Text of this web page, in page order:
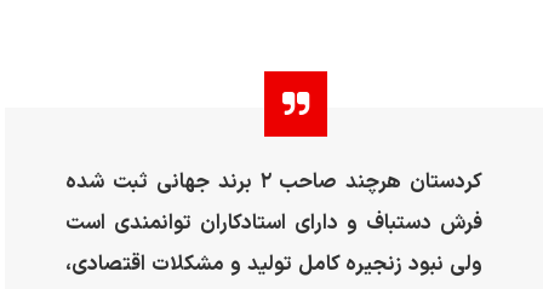
کردستان هرچند صاحب ۲ برند جهانی ثبت شده
فرش دستباف و دارای استادکاران توانمندی است
ولی نبود زنجیره کامل تولید و مشکلات اقتصادی،